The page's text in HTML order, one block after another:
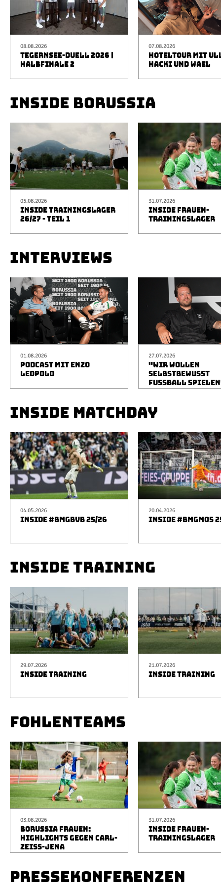
08.08.2026
TEGERNSEE-DUELL 2026 |
HALBFINALE 2
07.08.2026
HOTELTOUR MIT
HACKI UND WAEL
INSIDE BORUSSIA
05.08.2026
INSIDE TRAININGSLAGER
26/27 - TEIL 1
31.07.2026
INSIDE FRAUEN-
TRAININGSLAGER
INTERVIEWS
01.08.2026
PODCAST MIT ENZO
LEOPOLD
27.07.2026
"WIR WOLLEN
SELBSTBEWUSST
FUSSBALL
INSIDE MATCHDAY
04.05.2026
INSIDE #BMGBVB 25/26
20.04.2026
INSIDE #BMGM05
INSIDE TRAINING
29.07.2026
INSIDE TRAINING
21.07.2026
INSIDE TRAINING
FOHLENTEAMS
03.08.2026
BORUSSIA FRAUEN:
HIGHLIGHTS GEGEN CARL-
ZEISS-JENA
31.07.2026
INSIDE FRAUEN-
TRAININGSLAGER
PRESSEKONFERENZEN